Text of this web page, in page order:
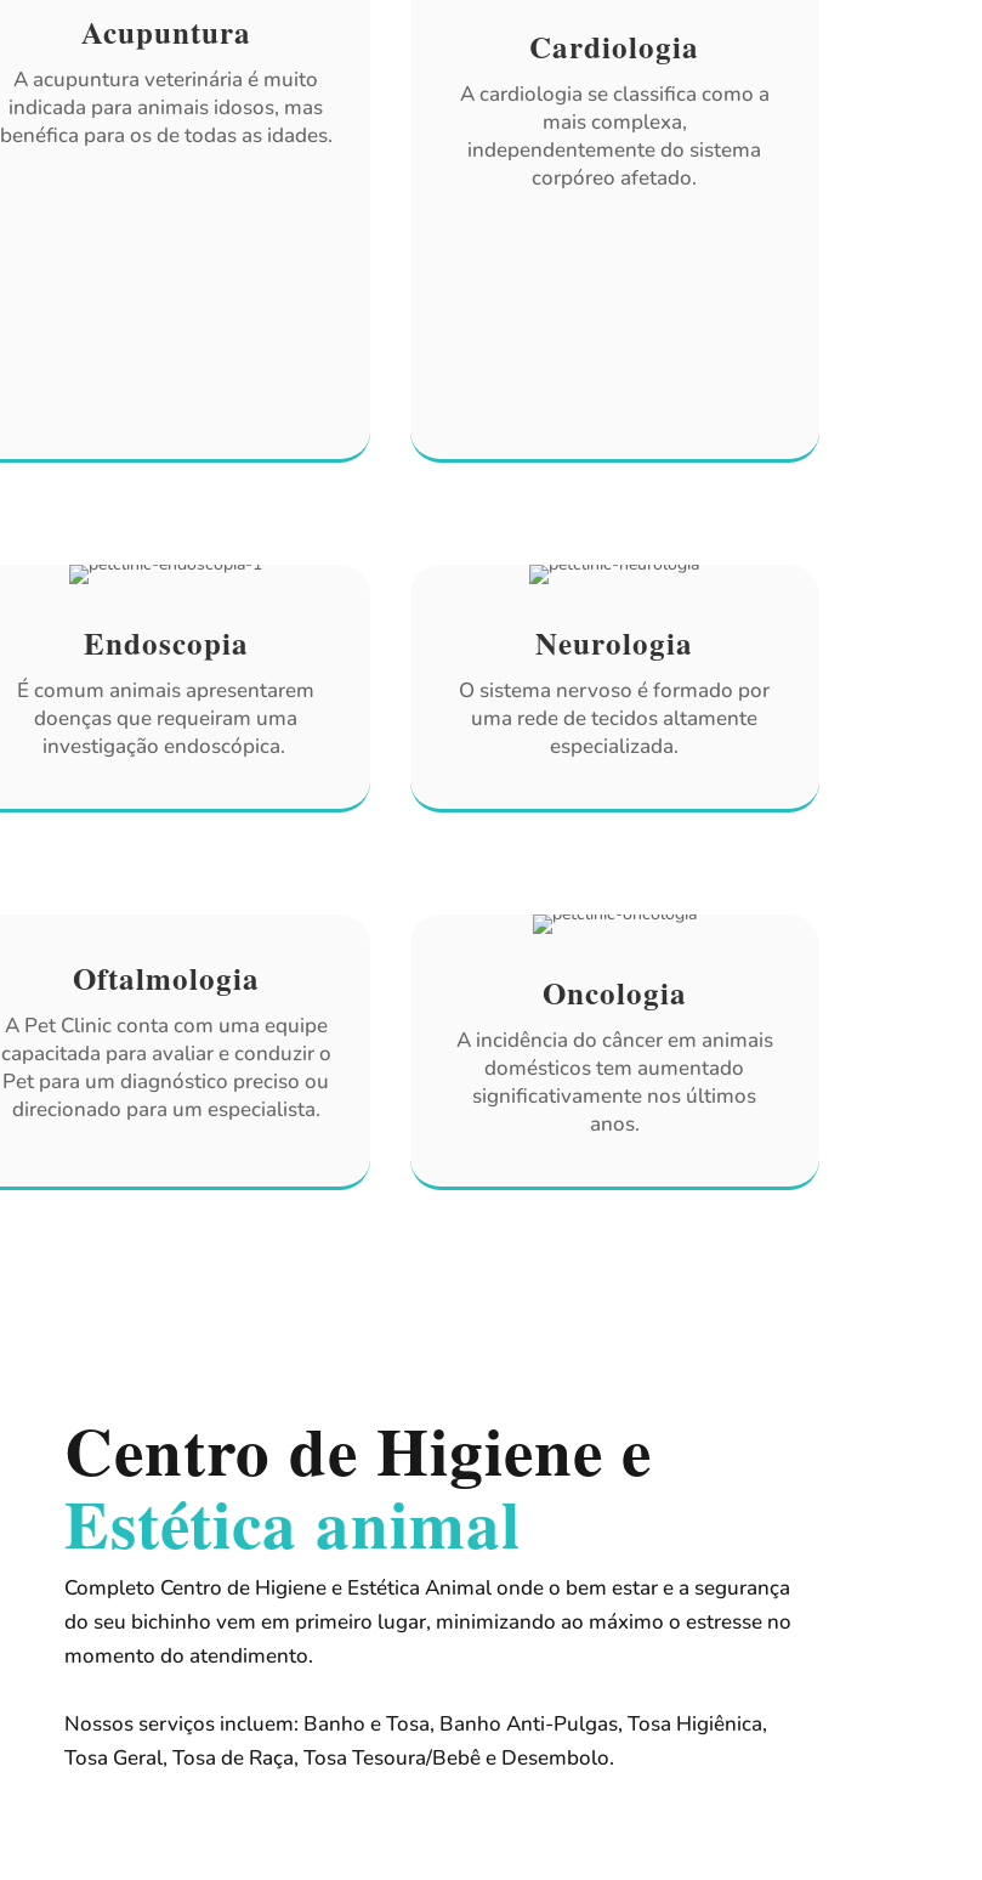
Acupuntura
A acupuntura veterinária é muito
indicada para animais idosos, mas
benéfica para os de todas as idades.
Cardiologia
A cardiologia se classifica como a
mais complexa,
independentemente do sistema
corpóreo afetado.
Endoscopia
É comum animais apresentarem
doenças que requeiram uma
investigação endoscópica.
Neurologia
O sistema nervoso é formado por
uma rede de tecidos altamente
especializada.
Oftalmologia
A Pet Clinic conta com uma equipe
capacitada para avaliar e conduzir o
Pet para um diagnóstico preciso ou
direcionado para um especialista.
Oncologia
A incidência do câncer em animais
domésticos tem aumentado
significativamente nos últimos
anos.
Centro de Higiene e
Estética animal
Completo Centro de Higiene e Estética Animal onde o bem estar e a segurança
do seu bichinho vem em primeiro lugar, minimizando ao máximo o estresse no
momento do atendimento.
Nossos serviços incluem: Banho e Tosa, Banho Anti-Pulgas, Tosa Higiênica,
Tosa Geral, Tosa de Raça, Tosa Tesoura/Bebê e Desembolo.